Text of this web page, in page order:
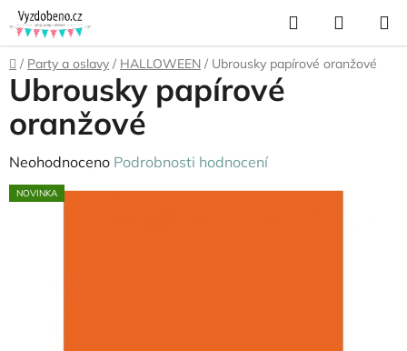
Přejít
na
obsah
Hledat
KOŠÍK
Domů
/ Party a oslavy / HALLOWEEN / Ubrousky papírové oranžové
Ubrousky papírové
oranžové
Průměrné
hodnocení
Neohodnoceno Podrobnosti hodnocení
NOVINKA